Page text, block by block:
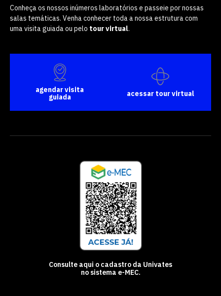
Conheça os nossos inúmeros laboratórios e passeie por nossas
salas temáticas. Venha conhecer toda a nossa estrutura com
uma visita guiada ou pelo tour virtual.
agendar visita
guiada
acessar tour virtual
Consulte aqui o cadastro da Univates
no sistema e-MEC.